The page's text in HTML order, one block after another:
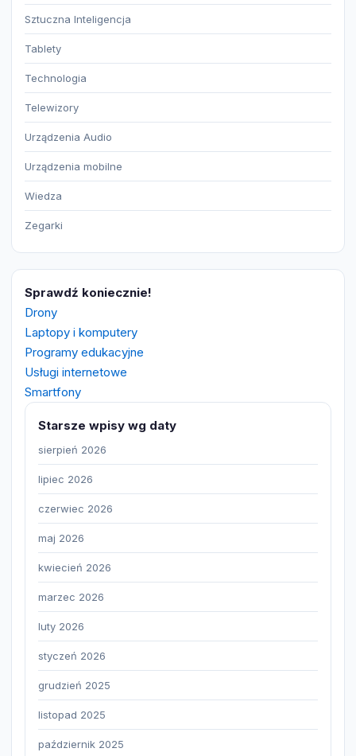
Sztuczna Inteligencja
Tablety
Technologia
Telewizory
Urządzenia Audio
Urządzenia mobilne
Wiedza
Zegarki
Sprawdź koniecznie!
Drony
Laptopy i komputery
Programy edukacyjne
Usługi internetowe
Smartfony
Starsze wpisy wg daty
sierpień 2026
lipiec 2026
czerwiec 2026
maj 2026
kwiecień 2026
marzec 2026
luty 2026
styczeń 2026
grudzień 2025
listopad 2025
październik 2025